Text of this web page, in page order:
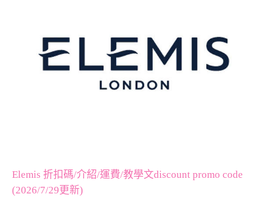
Elemis 折扣碼/介紹/運費/教學文discount promo code
(2026/7/29更新)